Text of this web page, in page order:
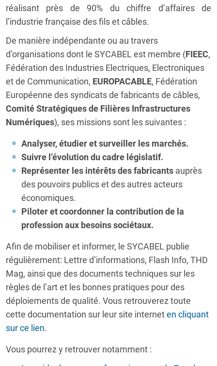
réalisant près de 90% du chiffre d’affaires de
l’industrie française des fils et câbles.
De manière indépendante ou au travers
d’organisations dont le SYCABEL est membre (FIEEC,
Fédération des Industries Electriques, Electroniques
et de Communication, EUROPACABLE, Fédération
Européenne des syndicats de fabricants de câbles,
Comité Stratégiques de Filières Infrastructures
Numériques), ses missions sont les suivantes :
Analyser, étudier et surveiller les marchés.
Suivre l’évolution du cadre législatif.
Représenter les intérêts des fabricants auprès
des pouvoirs publics et des autres acteurs
économiques.
Piloter et coordonner la contribution de la
profession aux besoins sociétaux.
Afin de mobiliser et informer, le SYCABEL publie
régulièrement: Lettre d’informations, Flash Info, THD
Mag, ainsi que des documents techniques sur les
règles de l’art et les bonnes pratiques pour des
déploiements de qualité. Vous retrouverez toute
cette documentation sur leur site interneten cliquant
sur ce lien.
Vous pourrez y retrouver notamment :